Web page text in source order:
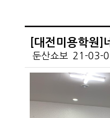
[대전미용학원]
둔산쇼보 21-03-
본문